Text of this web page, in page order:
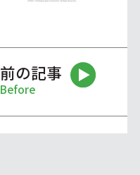
前の記事
Before